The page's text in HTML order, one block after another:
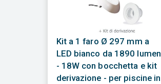
Kit a 1 faro Ø 297 mm a
LED bianco da 1890 lumen
- 18W con bocchetta e kit
derivazione - per piscine in